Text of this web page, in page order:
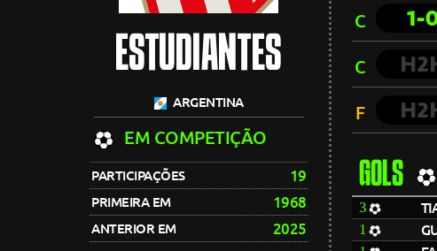
ESTUDIANTES
ARGENTINA
EM COMPETIÇÃO
PARTICIPAÇÕES 19
PRIMEIRA EM 1968
ANTERIOR EM 2025
C 1-
C
F
GOLS
3
1